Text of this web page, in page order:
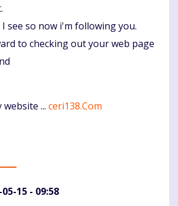
see so now i'm following you.
to checking out your web page
website ... ceri138.Com
15 - 09:58